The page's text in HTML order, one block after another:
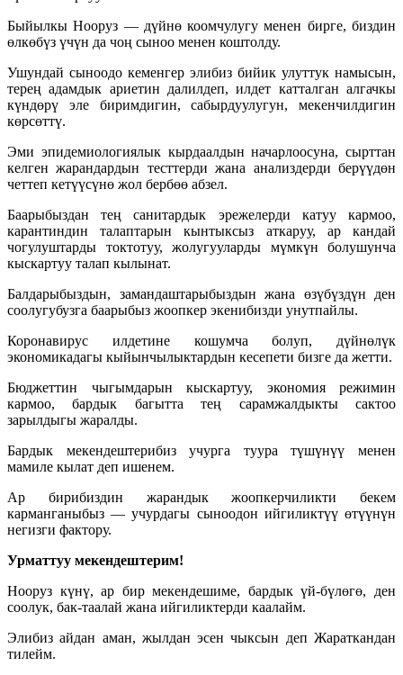
Быйылкы Нооруз — дүйнө коомчулугу менен бирге, биздин
өлкөбүз үчүн да чоң сыноо менен коштолду.
Ушундай сыноодо кеменгер элибиз бийик улуттук намысын,
терең адамдык ариетин далилдеп, илдет катталган алгачкы
күндөрү эле биримдигин, сабырдуулугун, мекенчилдигин
көрсөттү.
Эми эпидемиологиялык кырдаалдын начарлоосуна, сырттан
келген жарандардын тесттерди жана анализдерди берүүдөн
четтеп кетүүсүнө жол бербөө абзел.
Баарыбыздан тең санитардык эрежелерди катуу кармоо,
карантиндин талаптарын кынтыксыз аткаруу, ар кандай
чогулуштарды токтотуу, жолугууларды мүмкүн болушунча
кыскартуу талап кылынат.
Балдарыбыздын, замандаштарыбыздын жана өзүбүздүн ден
соолугубузга баарыбыз жоопкер экенибизди унутпайлы.
Коронавирус илдетине кошумча болуп, дүйнөлүк
экономикадагы кыйынчылыктардын кесепети бизге да жетти.
Бюджеттин чыгымдарын кыскартуу, экономия режимин
кармоо, бардык багытта тең сарамжалдыкты сактоо
зарылдыгы жаралды.
Бардык мекендештерибиз учурга туура түшүнүү менен
мамиле кылат деп ишенем.
Ар бирибиздин жарандык жоопкерчиликти бекем
карманганыбыз — учурдагы сыноодон ийгиликтүү өтүүнүн
негизги фактору.
Урматтуу мекендештерим!
Нооруз күнү, ар бир мекендешиме, бардык үй-бүлөгө, ден
соолук, бак-таалай жана ийгиликтерди каалайм.
Элибиз айдан аман, жылдан эсен чыксын деп Жараткандан
тилейм.